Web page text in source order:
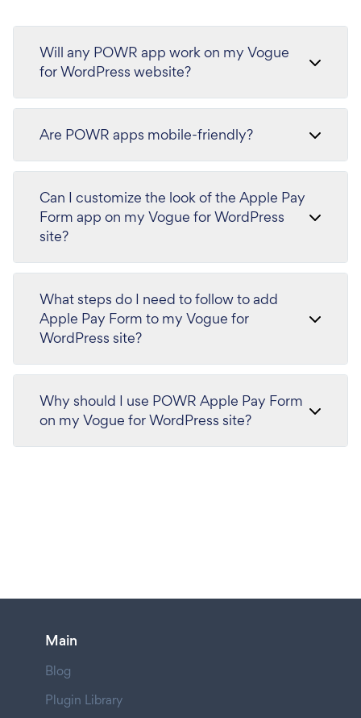
Will any POWR app work on my Vogue
for WordPress website?
Are POWR apps mobile-friendly?
Can I customize the look of the Apple Pay
Form app on my Vogue for WordPress
site?
What steps do I need to follow to add
Apple Pay Form to my Vogue for
WordPress site?
Why should I use POWR Apple Pay Form
on my Vogue for WordPress site?
Main
Blog
Plugin Library